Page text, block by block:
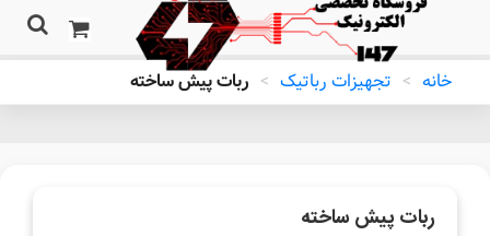
خانه > تجهیزات رباتیک > ربات پیش ساخته
ربات پیش ساخته